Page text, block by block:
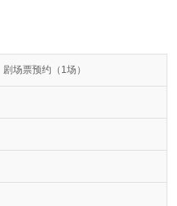
场票预约（1场）